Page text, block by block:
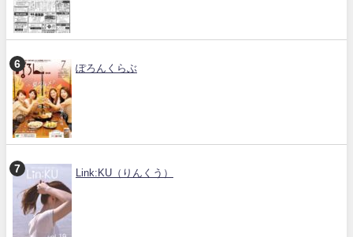
ぽろんくらぶ
Link:KU（りんくう）